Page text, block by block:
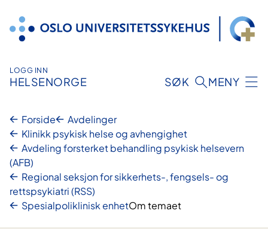
innhold
LOGG INN
HELSENORGE SØK MENY
Forside
Avdelinger
Klinikk psykisk helse og avhengighet
Avdeling forsterket behandling psykisk helsevern
(AFB)
Regional seksjon for sikkerhets-, fengsels- og
rettspsykiatri (RSS)
Spesialpoliklinisk enhetOm temaet